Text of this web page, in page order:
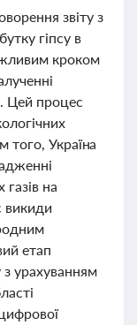
звіту з
гіпсу в
кроком
Цей процес
того, Україна
на
викиди
етап
з урахуванням